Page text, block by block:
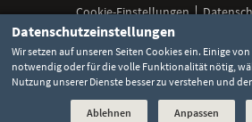
Cookie-Einstellungen
Social
Unsere
bei
Facebook
Unsere
bei
Instagram
Unsere
TikTok
bei
©2026 Lochmann
Datenschutzeinstellungen
Wir setzen auf unseren Seiten Cookies ein. Einige
notwendig oder für die volle Funktionalität nötig,
Nutzung unserer Dienste besser zu verstehen und
Ablehnen Anpassen